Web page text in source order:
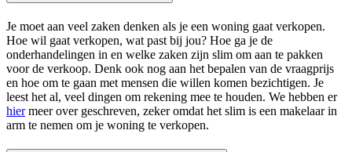
Je moet aan veel zaken denken als je een woning gaat verkopen.
Hoe wil gaat verkopen, wat past bij jou? Hoe ga je de
onderhandelingen in en welke zaken zijn slim om aan te pakken
voor de verkoop. Denk ook nog aan het bepalen van de vraagprijs
en hoe om te gaan met mensen die willen komen bezichtigen. Je
leest het al, veel dingen om rekening mee te houden. We hebben er
hiermeer over geschreven, zeker omdat het slim is een makelaar in
arm te nemen om je woning te verkopen.